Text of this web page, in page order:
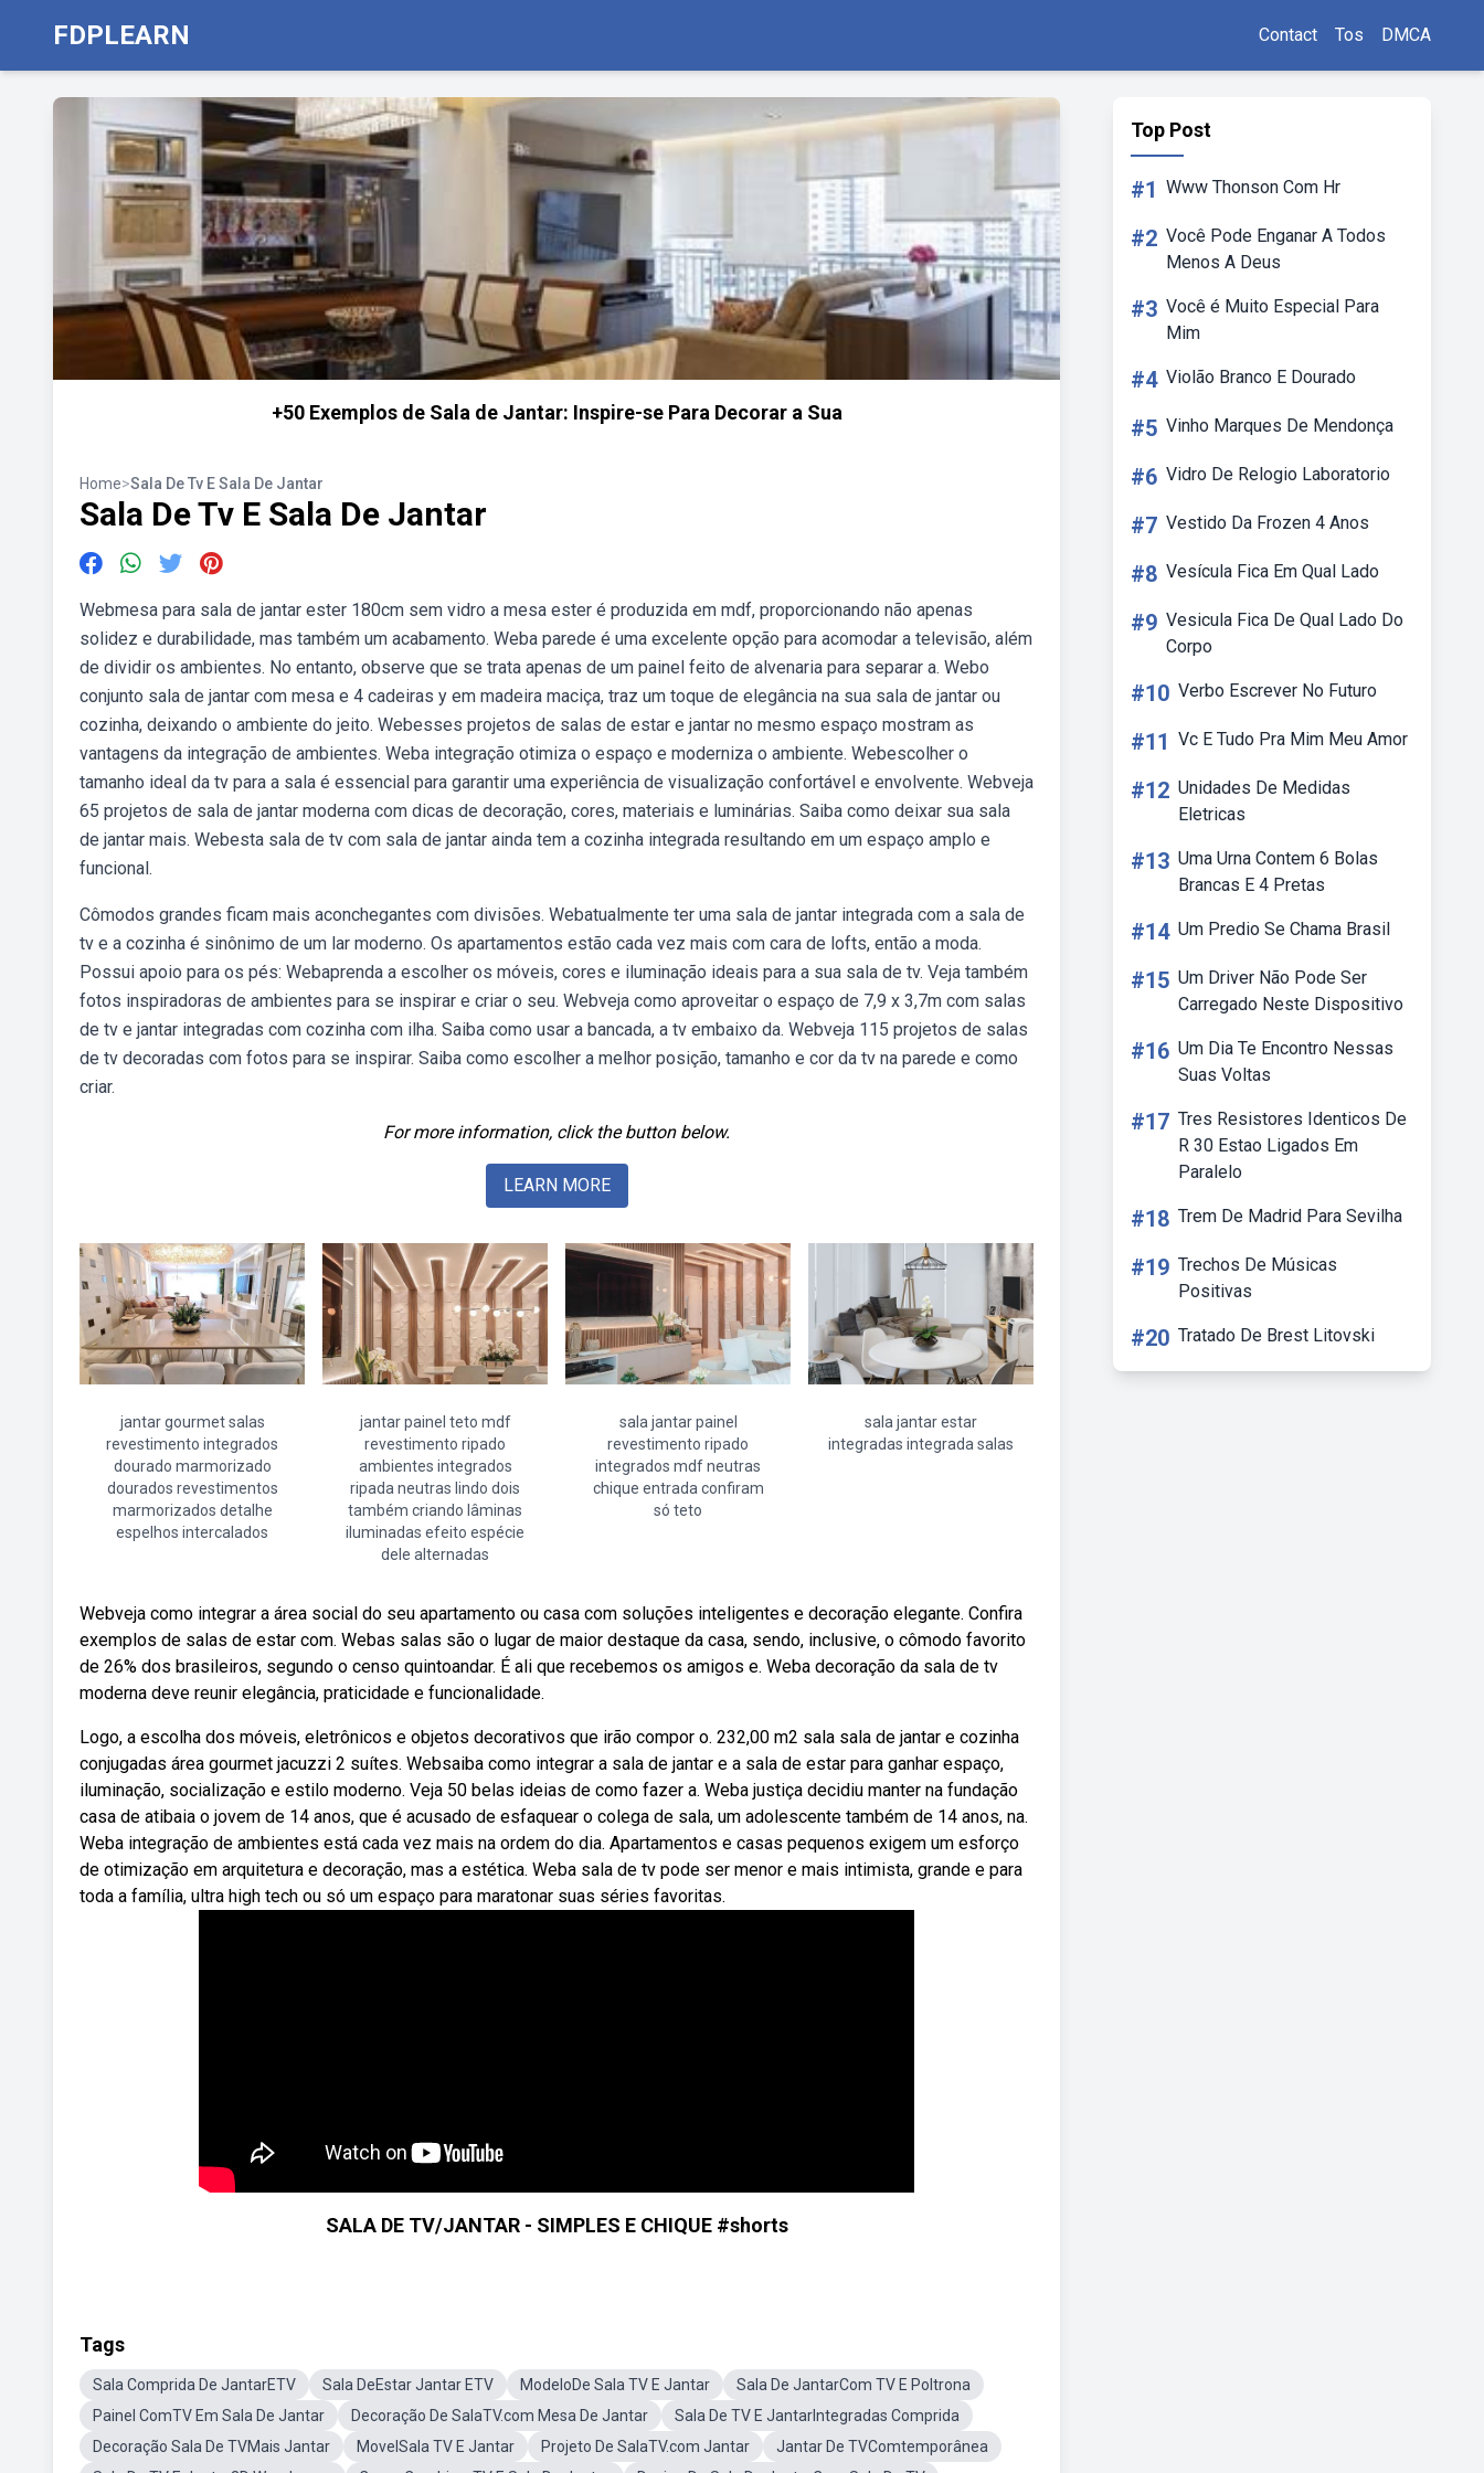
FDPLEARN Contact Tos DMCA
+50 Exemplos de Sala de Jantar: Inspire-se Para Decorar a Sua
Home>Sala De Tv E Sala De Jantar
Sala De Tv E Sala De Jantar
Webmesa para sala de jantar ester 180cm sem vidro a mesa ester é produzida em mdf, proporcionando não apenas
solidez e durabilidade, mas também um acabamento. Weba parede é uma excelente opção para acomodar a televisão, além
de dividir os ambientes. No entanto, observe que se trata apenas de um painel feito de alvenaria para separar a. Webo
conjunto sala de jantar com mesa e 4 cadeiras y em madeira maciça, traz um toque de elegância na sua sala de jantar ou
cozinha, deixando o ambiente do jeito. Webesses projetos de salas de estar e jantar no mesmo espaço mostram as
vantagens da integração de ambientes. Weba integração otimiza o espaço e moderniza o ambiente. Webescolher o
tamanho ideal da tv para a sala é essencial para garantir uma experiência de visualização confortável e envolvente. Webveja
65 projetos de sala de jantar moderna com dicas de decoração, cores, materiais e luminárias. Saiba como deixar sua sala
de jantar mais. Webesta sala de tv com sala de jantar ainda tem a cozinha integrada resultando em um espaço amplo e
funcional.
Cômodos grandes ficam mais aconchegantes com divisões. Webatualmente ter uma sala de jantar integrada com a sala de
tv e a cozinha é sinônimo de um lar moderno. Os apartamentos estão cada vez mais com cara de lofts, então a moda.
Possui apoio para os pés: Webaprenda a escolher os móveis, cores e iluminação ideais para a sua sala de tv. Veja também
fotos inspiradoras de ambientes para se inspirar e criar o seu. Webveja como aproveitar o espaço de 7,9 x 3,7m com salas
de tv e jantar integradas com cozinha com ilha. Saiba como usar a bancada, a tv embaixo da. Webveja 115 projetos de salas
de tv decoradas com fotos para se inspirar. Saiba como escolher a melhor posição, tamanho e cor da tv na parede e como
criar.
For more information, click the button below.
LEARN MORE
jantar gourmet salas
revestimento integrados
dourado marmorizado
dourados revestimentos
marmorizados detalhe
espelhos intercalados
jantar painel teto mdf
revestimento ripado
ambientes integrados
ripada neutras lindo dois
também criando lâminas
iluminadas efeito espécie
dele alternadas
sala jantar painel
revestimento ripado
integrados mdf neutras
chique entrada confiram
só teto
sala jantar estar
integradas integrada salas
Webveja como integrar a área social do seu apartamento ou casa com soluções inteligentes e decoração elegante. Confira
exemplos de salas de estar com. Webas salas são o lugar de maior destaque da casa, sendo, inclusive, o cômodo favorito
de 26% dos brasileiros, segundo o censo quintoandar. É ali que recebemos os amigos e. Weba decoração da sala de tv
moderna deve reunir elegância, praticidade e funcionalidade.
Logo, a escolha dos móveis, eletrônicos e objetos decorativos que irão compor o. 232,00 m2 sala sala de jantar e cozinha
conjugadas área gourmet jacuzzi 2 suítes. Websaiba como integrar a sala de jantar e a sala de estar para ganhar espaço,
iluminação, socialização e estilo moderno. Veja 50 belas ideias de como fazer a. Weba justiça decidiu manter na fundação
casa de atibaia o jovem de 14 anos, que é acusado de esfaquear o colega de sala, um adolescente também de 14 anos, na.
Weba integração de ambientes está cada vez mais na ordem do dia. Apartamentos e casas pequenos exigem um esforço
de otimização em arquitetura e decoração, mas a estética. Weba sala de tv pode ser menor e mais intimista, grande e para
toda a família, ultra high tech ou só um espaço para maratonar suas séries favoritas.
SALA DE TV/JANTAR - SIMPLES E CHIQUE #shorts
Tags
Sala Comprida De JantarETV Sala DeEstar Jantar ETV ModeloDe Sala TV E Jantar
Sala De JantarCom TV E Poltrona
Painel ComTV Em Sala De Jantar
Decoração De SalaTV.com Mesa De Jantar
Sala De TV E JantarIntegradas Comprida
Decoração Sala De TVMais Jantar
MovelSala TV E Jantar Projeto De SalaTV.com Jantar
Jantar De TVComtemporânea
Top Post
#1 Www Thonson Com Hr
#2 Você Pode Enganar A Todos
Menos A Deus
#3 Você é Muito Especial Para
Mim
#4 Violão Branco E Dourado
#5 Vinho Marques De Mendonça
#6 Vidro De Relogio Laboratorio
#7 Vestido Da Frozen 4 Anos
#8 Vesícula Fica Em Qual Lado
#9 Vesicula Fica De Qual Lado Do
Corpo
#10 Verbo Escrever No Futuro
#11 Vc E Tudo Pra Mim Meu Amor
#12 Unidades De Medidas
Eletricas
#13 Uma Urna Contem 6 Bolas
Brancas E 4 Pretas
#14 Um Predio Se Chama Brasil
#15 Um Driver Não Pode Ser
Carregado Neste Dispositivo
#16 Um Dia Te Encontro Nessas
Suas Voltas
#17 Tres Resistores Identicos De
R 30 Estao Ligados Em
Paralelo
#18 Trem De Madrid Para Sevilha
#19 Trechos De Músicas
Positivas
#20 Tratado De Brest Litovski